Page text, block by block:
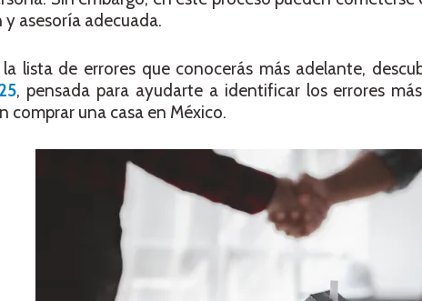
asesoría adecuada.
lista de errores que conocerás más adelante,
, pensada para ayudarte a identificar los errores
comprar una casa en México.